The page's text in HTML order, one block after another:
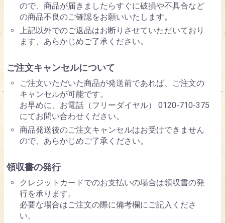
ので、商品が届きましたらすぐに破損や不具合など
の商品不良のご確認をお願いいたします。
上記以外でのご返品はお断りさせていただいており
ます、あらかじめご了承ください。
ご注文キャンセルについて
ご注文いただいた商品が発送前であれば、ご注文の
キャンセルが可能です。
お早めに、お電話（フリーダイヤル） 0120-710-375
にてお問い合わせください。
商品発送後のご注文キャンセルはお受けできません
ので、あらかじめご了承ください。
領収書の発行
クレジットカードでのお支払いの場合は領収書の発
行を承ります。
必要な場合はご注文の際に備考欄にご記入くださ
い。